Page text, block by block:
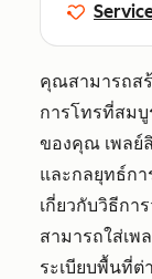
คุณสามารถส
การโทรที่สม
ของคุณ เพลย์
และกลยุทธ์ก
เกี่ยวกับวิธีก
สามารถใส่เพ
ระเบียบพื้นที่